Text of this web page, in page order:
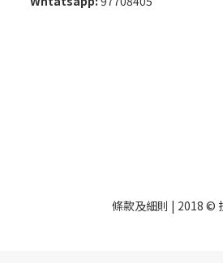
條款及細則 | 2018 ©